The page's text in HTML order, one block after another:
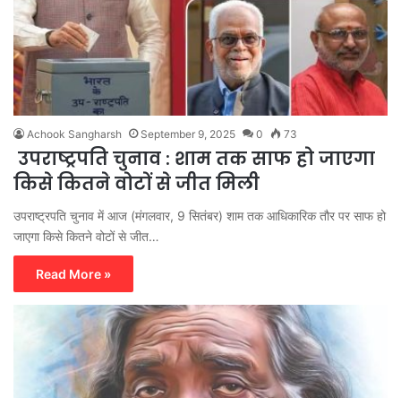
Achook Sangharsh September 9, 2025 0 73
उपराष्ट्रपति चुनाव : शाम तक साफ हो जाएगा
किसे कितने वोटों से जीत मिली
उपराष्ट्रपति चुनाव में आज (मंगलवार, 9 सितंबर) शाम तक आधिकारिक तौर पर साफ हो
जाएगा किसे कितने वोटों से जीत…
Read More »